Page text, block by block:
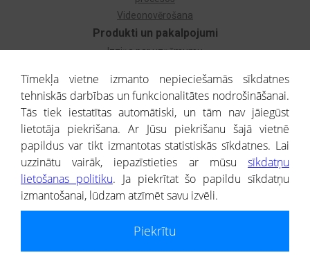
Produkti un pakalpojumi
Izziņa par uzņēmumu
Dzimtas koks
Uzņēmumu atlase
Monitorings
Kredītizziņa par ārvalstu uzņēmumiem
Videonovērošana
® CREDITREFORM Latvija
SIA
Portāla ietvaros saņemtajai informācijai ir uzziņas raksturs, un tai nav
Tīmekļa vietne izmanto nepieciešamās sīkdatnes
tehniskās darbības un funkcionalitātes nodrošināšanai.
Tās tiek iestatītas automātiski, un tām nav jāiegūst
lietotāja piekrišana. Ar Jūsu piekrišanu šajā vietnē
papildus var tikt izmantotas statistiskās sīkdatnes. Lai
uzzinātu vairāk, iepazīstieties ar mūsu sīkdatņu
lietošanas politiku. Ja piekrītat šo papildu sīkdatņu
izmantošanai, lūdzam atzīmēt savu izvēli.
Piekrītu